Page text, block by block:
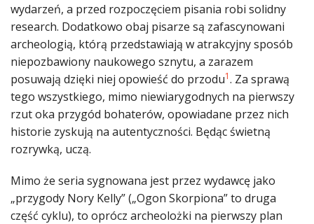
wydarzeń, a przed rozpoczęciem pisania robi solidny
research. Dodatkowo obaj pisarze są zafascynowani
archeologią, którą przedstawiają w atrakcyjny sposób
niepozbawiony naukowego sznytu, a zarazem
posuwają dzięki niej opowieść do przodu1. Za sprawą
tego wszystkiego, mimo niewiarygodnych na pierwszy
rzut oka przygód bohaterów, opowiadane przez nich
historie zyskują na autentyczności. Będąc świetną
rozrywką, uczą.
Mimo że seria sygnowana jest przez wydawcę jako
„przygody Nory Kelly” („Ogon Skorpiona” to druga
część cyklu), to oprócz archeolożki na pierwszy plan